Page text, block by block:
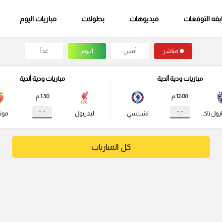
التوقعات فيديوهات بطولات مباريات اليوم
مباشر أمس اليوم غداً
مباريات ودية أندية
جوهور دارول تاكزيم
12:00 م
- : - تشيلسي
مباريات ودية أندية
ليفربول
1:30 م
- : -
كل المباريات